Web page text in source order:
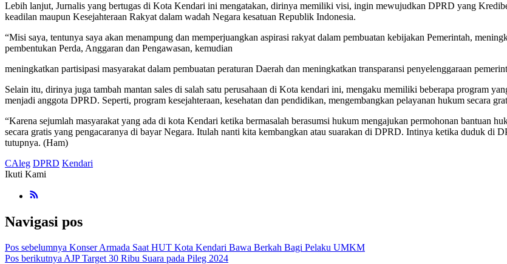
Lebih lanjut, Jurnalis yang bertugas di Kota Kendari ini mengatakan, dirinya memiliki visi, ingin mewujudkan DPRD yang
keadilan maupun Kesejahteraan Rakyat dalam wadah Negara kesatuan Republik Indonesia.
“Misi saya, tentunya saya akan menampung dan memperjuangkan aspirasi rakyat dalam pembuatan kebijakan Pemerintah,
pembentukan Perda, Anggaran dan Pengawasan, kemudian
meningkatkan partisipasi masyarakat dalam pembuatan peraturan Daerah dan meningkatkan transparansi penyelenggaraan
Selain itu, dirinya juga tambah mantan sales di salah satu perusahaan di Kota kendari ini, mengaku memiliki beberapa program
menjadi anggota DPRD. Seperti, program kesejahteraan, kesehatan dan pendidikan, mengembangkan pelayanan hukum secara
“Karena sejumlah masyarakat yang ada di kota Kendari ketika bermasalah berasumsi hukum mengajukan permohonan bantuan
secara gratis yang pengacaranya di bayar Negara. Itulah nanti kita kembangkan atau suarakan di DPRD. Intinya ketika duduk di
tutupnya. (Ham)
CAleg DPRD Kendari
Ikuti Kami
Navigasi pos
Pos sebelumnya Konser Armada Saat HUT Kota Kendari Bawa Berkah Bagi Pelaku UMKM
Pos berikutnya AJP Target 30 Ribu Suara pada Pileg 2024